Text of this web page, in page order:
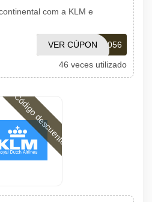
com a KLM e
11COCAT056
VER CÚPON
46 veces utilizado
Código descuento